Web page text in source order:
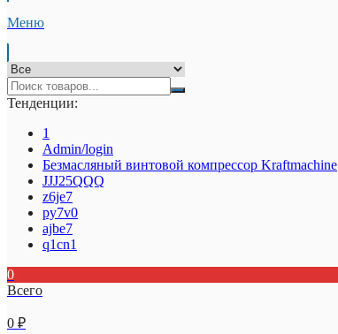
Меню
Тенденции:
1
Admin/login
Безмасляный винтовой компрессор Kraftmaсhine
JJJ25QQQ
z6je7
py7v0
ajbe7
q1cn1
0
Всего
0 ₽